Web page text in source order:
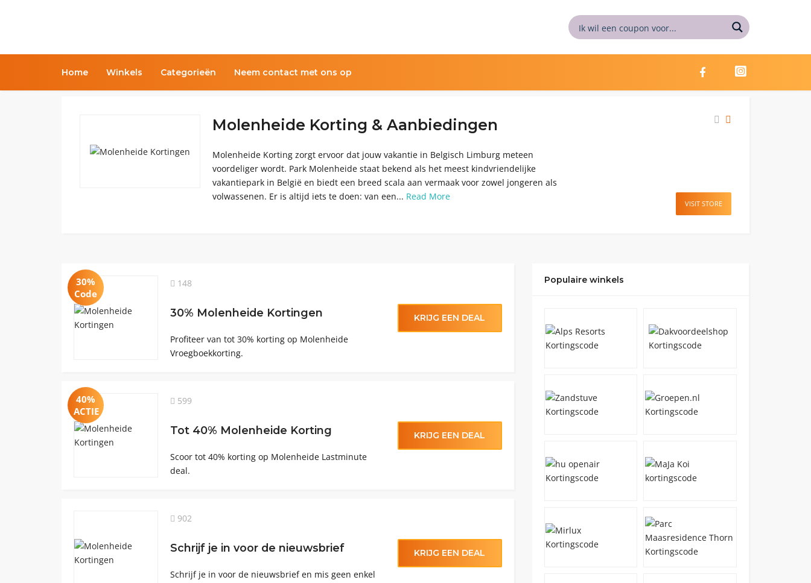
Home Winkels Categorieën Neem contact met ons op
Molenheide Korting & Aanbiedingen
Molenheide Korting zorgt ervoor dat jouw vakantie in Belgisch Limburg meteen
voordeliger wordt. Park Molenheide staat bekend als het meest kindvriendelijke
vakantiepark in België en biedt een breed scala aan vermaak voor zowel jongeren als
volwassenen. Er is altijd iets te doen: van een... Read More
VISIT STORE
30%
Code
148
30% Molenheide Kortingen
Profiteer van tot 30% korting op Molenheide
Vroegboekkorting.
KRIJG EEN DEAL
40%
ACTIE
599
Tot 40% Molenheide Korting
Scoor tot 40% korting op Molenheide Lastminute
deal.
KRIJG EEN DEAL
902
Schrijf je in voor de nieuwsbrief
Schrijf je in voor de nieuwsbrief en mis geen enkel
KRIJG EEN DEAL
Populaire winkels